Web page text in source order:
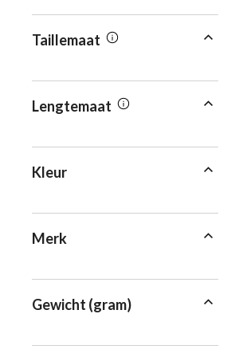
Taillemaat
Lengtemaat
Kleur
Merk
Gewicht (gram)